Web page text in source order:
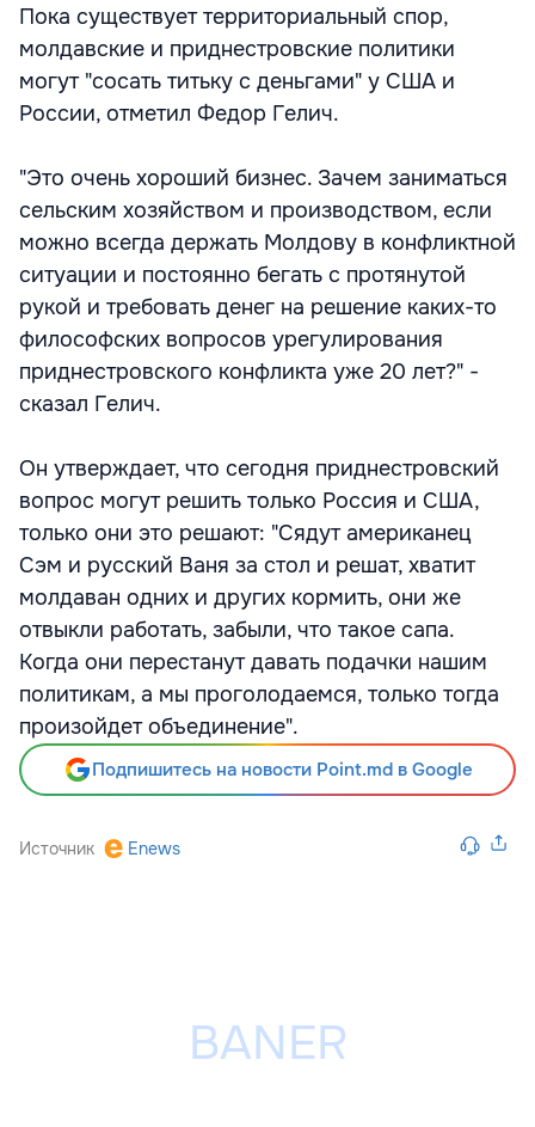
Пока существует территориальный спор,
молдавские и приднестровские политики
могут "сосать титьку с деньгами" у США и
России, отметил Федор Гелич.
"Это очень хороший бизнес. Зачем заниматься
сельским хозяйством и производством, если
можно всегда держать Молдову в конфликтной
ситуации и постоянно бегать с протянутой
рукой и требовать денег на решение каких-то
философских вопросов урегулирования
приднестровского конфликта уже 20 лет?" -
сказал Гелич.
Он утверждает, что сегодня приднестровский
вопрос могут решить только Россия и США,
только они это решают: "Сядут американец
Сэм и русский Ваня за стол и решат, хватит
молдаван одних и других кормить, они же
отвыкли работать, забыли, что такое сапа.
Когда они перестанут давать подачки нашим
политикам, а мы проголодаемся, только тогда
произойдет объединение".
Подпишитесь на новости Point.md в Google
Источник Enews